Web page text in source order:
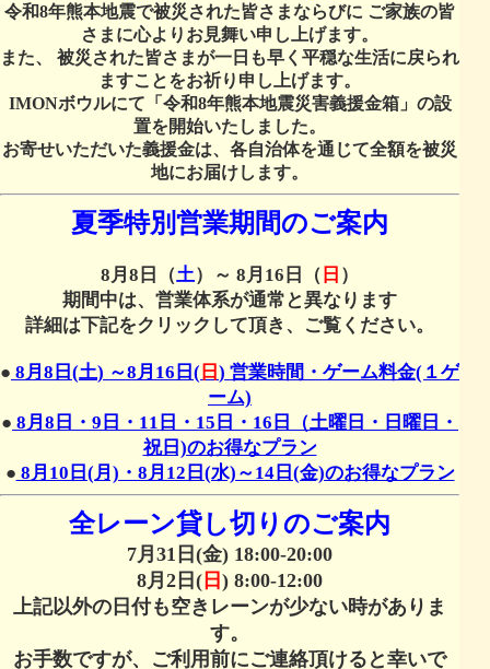
令和8年熊本地震で被災された皆さまならびに ご家族の皆
さまに心よりお見舞い申し上げます。
また、 被災された皆さまが一日も早く平穏な生活に戻られ
ますことをお祈り申し上げます。
IMONボウルにて「令和8年熊本地震災害義援金箱」の設
置を開始いたしました。
お寄せいただいた義援金は、各自治体を通じて全額を被災
地にお届けします。
夏季特別営業期間のご案内
8月8日（土）～ 8月16日（ 日 ）
期間中は、営業体系が通常と異なります
詳細は下記をクリックして頂き、ご覧ください。
● 8月8日(土) ～8月16日( 日 ) 営業時間・ゲーム料金(１ゲ
ーム)
● 8月8日・9日・11日・15日・16日（土曜日・日曜日・
祝日)のお得なプラン
● 8月10日(月)・8月12日(水)～14日(金)のお得なプラン
全レーン貸し切りのご案内
7月31日(金) 18:00-20:00
8月2日( 日 ) 8:00-12:00
上記以外の日付も空きレーンが少ない時がありま
す。
お手数ですが、ご利用前にご連絡頂けると幸いで